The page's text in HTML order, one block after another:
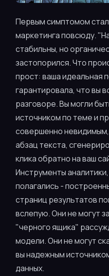
Первым симптомом
маркетинга повсюду.
стабильны, но
застопорился. Что
прост: ваша идеальная
гарантировала, что вы
разговоре. Вы могли
источником по теме и
совершенно
абзац текста,
клика обратно на ваш
Инструменты
полагались -
страниц результатов
вслепую. Они не могут
"черного ящика"
модели. Они не могут
вы надежным
данных.